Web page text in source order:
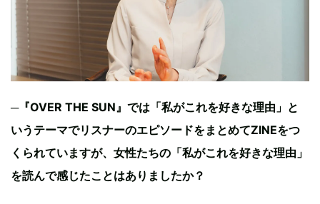
─『OVER THE SUN』では「私がこれを好きな理由」と
いうテーマでリスナーのエピソードをまとめてZINEをつ
くられていますが、女性たちの「私がこれを好きな理由」
を読んで感じたことはありましたか？